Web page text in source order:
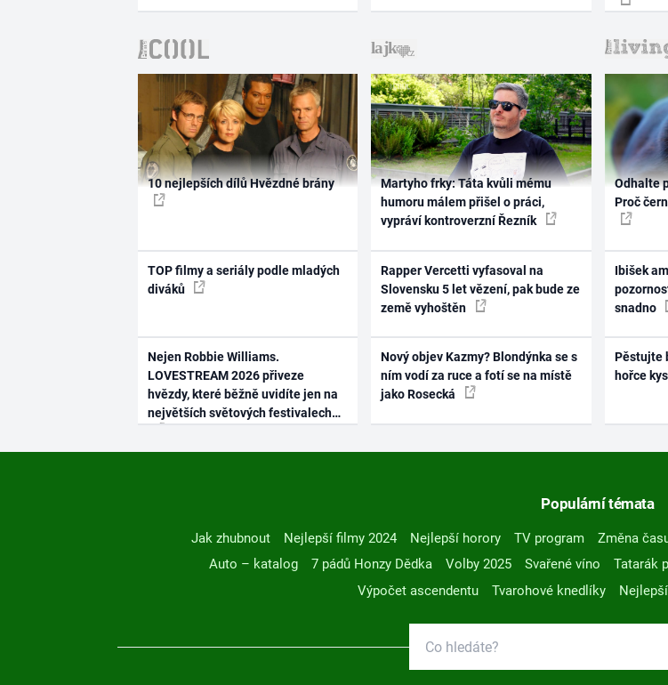
10 nejlepších dílů Hvězdné brány
TOP filmy a seriály podle mladých
diváků
Nejen Robbie Williams.
LOVESTREAM 2026 přiveze
hvězdy, které běžně uvidíte jen na
největších světových festivalech
Martyho frky: Táta kvůli mému
humoru málem přišel o práci,
vypráví kontroverzní Řezník
Rapper Vercetti vyfasoval na
Slovensku 5 let vězení, pak bude ze
země vyhoštěn
Nový objev Kazmy? Blondýnka se s
ním vodí za ruce a fotí se na místě
jako Rosecká
Odhalte
Proč
Ibišek
snadno
Pěstujte
hořce
Populární témata
Jak zhubnout Nejlepší filmy 2024 Nejlepší horory TV program Změna
Auto – katalog
7 pádů Honzy Dědka Volby 2025 Svařené víno Tatarák
Výpočet ascendentu
Tvarohové knedlíky